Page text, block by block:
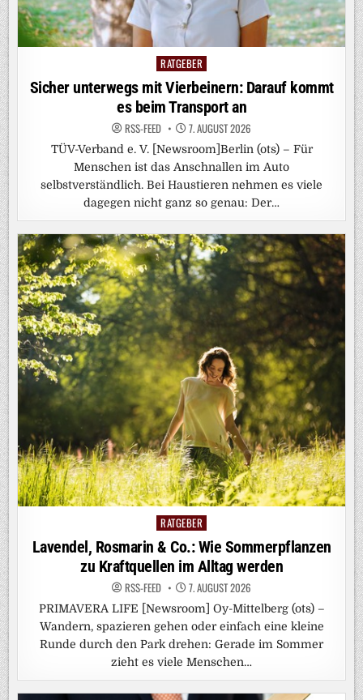
Posted
in
RATGEBER
Sicher unterwegs mit Vierbeinern: Darauf kommt
es beim Transport an
RSS-FEED 7. AUGUST 2026
TÜV-Verband e. V. [Newsroom]Berlin (ots) – Für
Menschen ist das Anschnallen im Auto
selbstverständlich. Bei Haustieren nehmen es viele
dagegen nicht ganz so genau: Der…
Posted
in
RATGEBER
Lavendel, Rosmarin & Co.: Wie Sommerpflanzen
zu Kraftquellen im Alltag werden
RSS-FEED 7. AUGUST 2026
PRIMAVERA LIFE [Newsroom] Oy-Mittelberg (ots) –
Wandern, spazieren gehen oder einfach eine kleine
Runde durch den Park drehen: Gerade im Sommer
zieht es viele Menschen…